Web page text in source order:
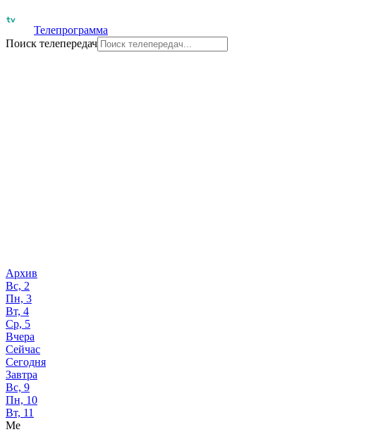
Телепрограмма
Поиск телепередач
Архив
Вс, 2
Пн, 3
Вт, 4
Ср, 5
Вчера
Сейчас
Сегодня
Завтра
Вс, 9
Пн, 10
Вт, 11
Me